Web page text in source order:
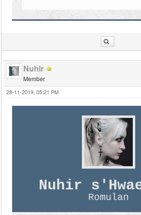
Nuhir
Member
28-11-2019, 05:21 PM
Nuhir
Romulan